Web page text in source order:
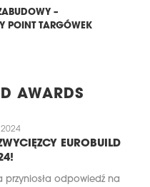
–
POINT TARGÓWEK
AWARDS
EUROBUILD
przyniosła odpowiedź na